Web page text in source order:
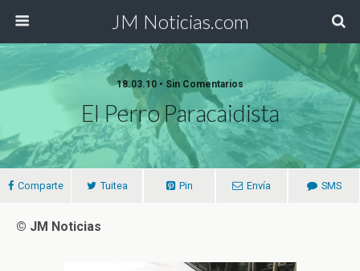
JM Noticias.com
18.03.10 • Sin Comentarios
El Perro Paracaidista
Comparte Tuitea Pin Envía SMS
© JM Noticias